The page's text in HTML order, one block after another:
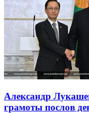
Александр
грамоты послов